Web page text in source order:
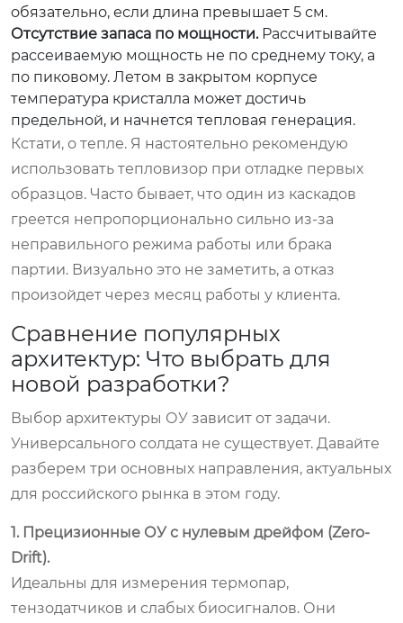
обязательно, если длина превышает 5 см.
Отсутствие запаса по мощности.Рассчитывайте
рассеиваемую мощность не по среднему току, а
по пиковому. Летом в закрытом корпусе
температура кристалла может достичь
предельной, и начнется тепловая генерация.
Кстати, о тепле. Я настоятельно рекомендую
использовать тепловизор при отладке первых
образцов. Часто бывает, что один из каскадов
греется непропорционально сильно из-за
неправильного режима работы или брака
партии. Визуально это не заметить, а отказ
произойдет через месяц работы у клиента.
Сравнение популярных
архитектур: Что выбрать для
новой разработки?
Выбор архитектуры ОУ зависит от задачи.
Универсального солдата не существует. Давайте
разберем три основных направления, актуальных
для российского рынка в этом году.
1. Прецизионные ОУ с нулевым дрейфом (Zero-
Drift).
Идеальны для измерения термопар,
тензодатчиков и слабых биосигналов. Они